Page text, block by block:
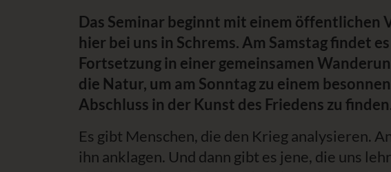
Das Seminar beginnt mit einem öffentlichen
hier bei uns in Schrems. Am Samstag findet
Fortsetzung in einer gemeinsamen
die Natur, um am Sonntag zu einem besonnen
Abschluss in der Kunst des Friedens zu
Es gibt Menschen, die den Krieg analysieren.
ihn anklagen. Und dann gibt es jene, die uns